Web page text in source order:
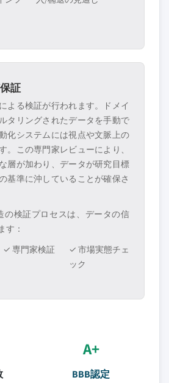
証
よる検証が行われます。ドメイ
タリングされたデータを手動で
化システムには視点や文脈上の
。この専門家レビューにより、
層が加わり、データが研究目標
基準に沖していることが確保さ
の検証プロセスは、データの信
す：
✓ 専門家検証
✓ 市場実態チェ
ック
A+
BBB認定